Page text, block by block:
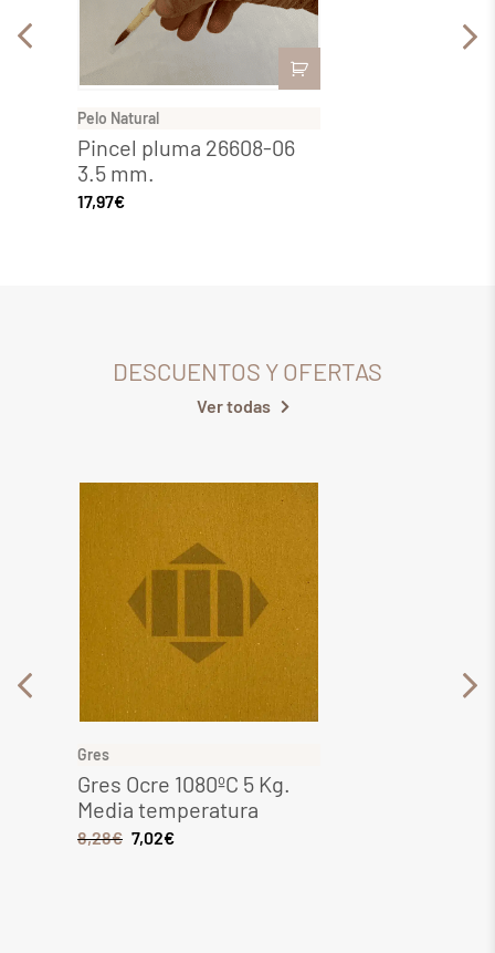
Pelo Natural
Pincel pluma 26608-06
3.5 mm.
17,97€
DESCUENTOS Y OFERTAS
Ver todas
Gres
Gres Ocre 1080ºC 5 Kg.
Media temperatura
8,28€ 7,02€